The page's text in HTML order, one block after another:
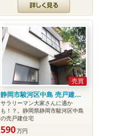
売買
静岡市駿河区中島 売戸建住宅
サラリーマン大家さんに適か
も！？。静岡県静岡市駿河区中島
の売戸建住宅
590万円